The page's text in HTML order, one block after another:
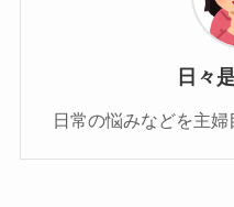
日々
日常の悩みなどを主婦